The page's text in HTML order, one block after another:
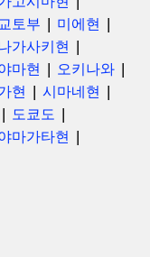
교토부
미에현
가사키현
마현
오키나와
현
시마네현
도쿄도
마가타현